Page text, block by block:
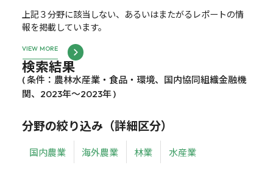
上記３分野に該当しない、あるいはまたがるレポートの情
報を掲載しています。
VIEW MORE
検索結果
( 条件：農林水産業・食品・環境、国内協同組織金融機
関、2023年～2023年 )
分野の絞り込み（詳細区分）
国内農業 海外農業 林業 水産業